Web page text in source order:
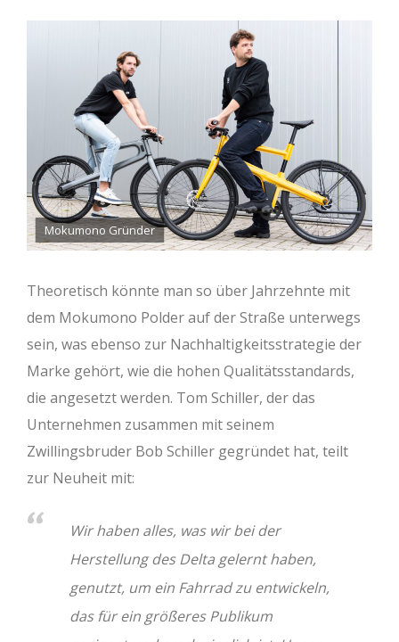
Mokumono Gründer
Theoretisch könnte man so über Jahrzehnte mit
dem Mokumono Polder auf der Straße unterwegs
sein, was ebenso zur Nachhaltigkeitsstrategie der
Marke gehört, wie die hohen Qualitätsstandards,
die angesetzt werden. Tom Schiller, der das
Unternehmen zusammen mit seinem
Zwillingsbruder Bob Schiller gegründet hat, teilt
zur Neuheit mit:
Wir haben alles, was wir bei der
Herstellung des Delta gelernt haben,
genutzt, um ein Fahrrad zu entwickeln,
das für ein größeres Publikum